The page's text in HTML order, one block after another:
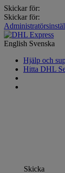
Skickar för:
Skickar för:
English Svenska
Hjälp och
Hitta DHL
Skicka